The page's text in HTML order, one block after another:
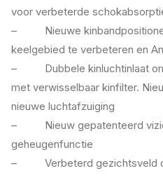
voor verbeterde
– Nieuwe
keelgebied te verbeteren en
– Dubbele kinluchtinlaat om
met verwisselbaar kinfilter.
nieuwe luchtafzuiging
– Nieuw gepatenteerd
geheugenfunctie
– Verbeterd gezichtsveld